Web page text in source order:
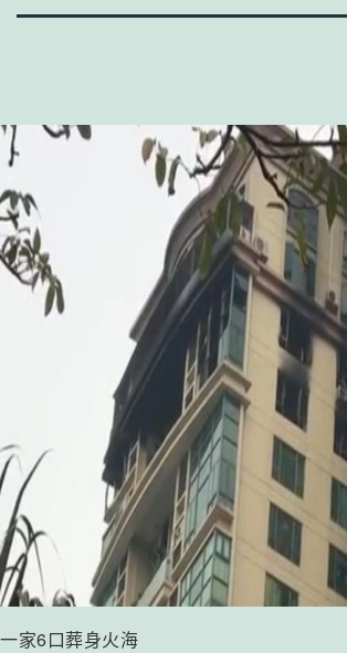
一家6口葬身火海